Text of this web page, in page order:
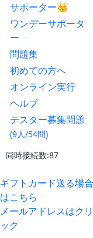
サポーター👑
ワンデーサポータ
ー
問題集
初めての方へ
オンライン実行
ヘルプ
テスター募集問題
(9人/54問)
同時接続数:87
ギフトカード送る場合
はこちら
メールアドレスはクリ
ック